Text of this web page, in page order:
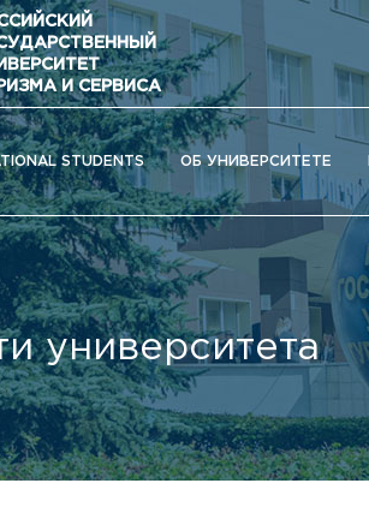
И СЕРВИСА
STUDENTS ОБ УНИВЕРСИТЕТЕ
университета